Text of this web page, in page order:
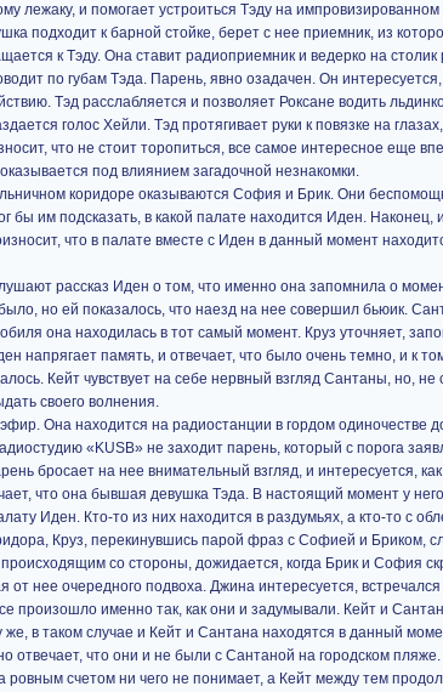
лежаку, и помогает устроиться Тэду на
подходит к барной стойке, берет с нее приемник, из
к Тэду. Она ставит радиоприемник и ведерко на
по губам Тэда. Парень, явно озадачен. Он
Тэд расслабляется и позволяет Роксане водить
голос Хейли. Тэд протягивает руки к повязке на
что не стоит торопиться, все самое интересное еще
под влиянием загадочной незнакомки.
коридоре оказываются София и Брик. Они
бы им подсказать, в какой палате находится Иден.
что в палате вместе с Иден в данный момент
рассказ Иден о том, что именно она запомнила о
но ей показалось, что наезд на нее совершил бьюик.
она находилась в тот самый момент. Круз уточняет,
напрягает память, и отвечает, что было очень темно, и к
Кейт чувствует на себе нервный взгляд Сантаны, но, не
своего волнения.
Она находится на радиостанции в гордом одиночестве
«KUSB» не заходит парень, который с порога
бросает на нее внимательный взгляд, и интересуется,
что она бывшая девушка Тэда. В настоящий момент у
Иден. Кто-то из них находится в раздумьях, а кто-то с
Круз, перекинувшись парой фраз с Софией и Бриком,
со стороны, дожидается, когда Брик и София
от нее очередного подвоха. Джина интересуется,
произошло именно так, как они и задумывали. Кейт и
же, в таком случае и Кейт и Сантана находятся в данный
отвечает, что они и не были с Сантаной на городском
счетом ни чего не понимает, а Кейт между тем